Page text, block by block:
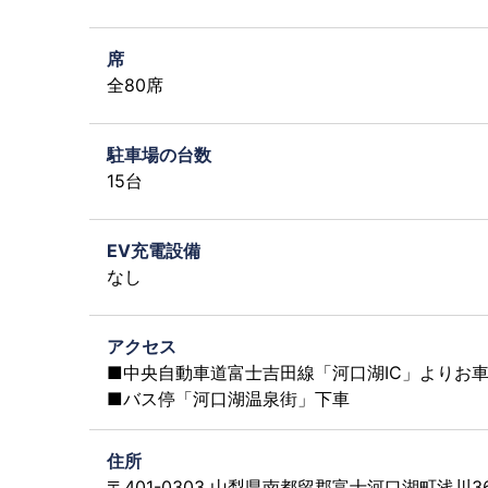
席
全80席
駐車場の台数
15台
EV充電設備
なし
アクセス
■中央自動車道富士吉田線「河口湖IC」よりお
■バス停「河口湖温泉街」下車
住所